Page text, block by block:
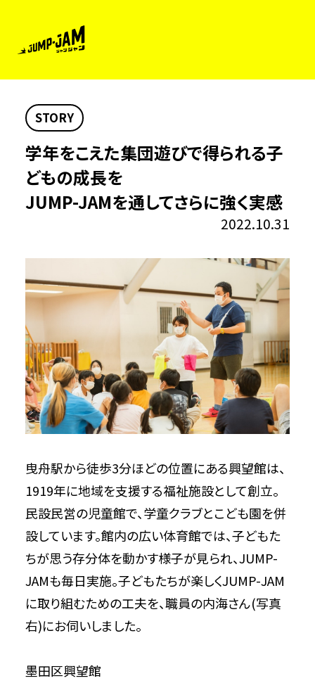
STORY
学年をこえた集団遊びで得られる子
どもの成長を
JUMP-JAMを通してさらに強く実感
2022.10.31
曳舟駅から徒歩3分ほどの位置にある興望館は、
1919年に地域を支援する福祉施設として創立。
民設民営の児童館で、学童クラブとこども園を併
設しています。館内の広い体育館では、子どもた
ちが思う存分体を動かす様子が見られ、JUMP-
JAMも毎日実施。子どもたちが楽しくJUMP-JAM
に取り組むための工夫を、職員の内海さん(写真
右)にお伺いしました。
墨田区興望館